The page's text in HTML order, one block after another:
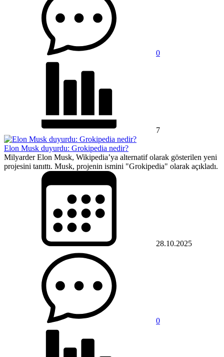
0
7
Elon Musk duyurdu: Grokipedia nedir?
Milyarder Elon Musk, Wikipedia’ya alternatif olarak gösterilen yeni
projesini tanıttı. Musk, projenin ismini "Grokipedia" olarak açıkladı.
28.10.2025
0